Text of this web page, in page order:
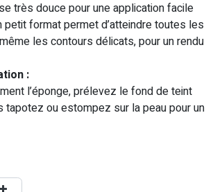
très douce pour une application facile
petit format permet d’atteindre toutes les
les contours délicats, pour un rendu
:
l’éponge, prélevez le fond de teint
tapotez ou estompez sur la peau pour un